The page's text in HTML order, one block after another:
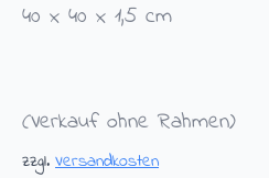
40 x 40 x 1,5 cm
(Verkauf ohne Rahmen)
zzgl. Versandkosten